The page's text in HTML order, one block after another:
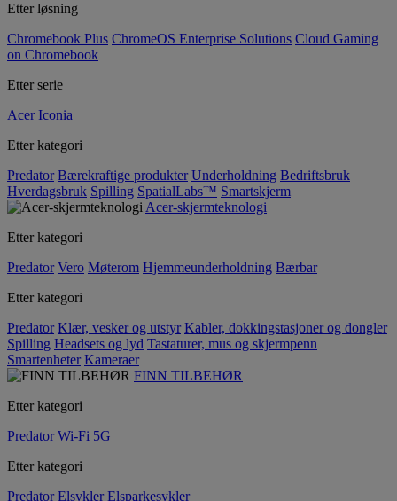
Etter løsning
Chromebook Plus ChromeOS Enterprise Solutions Cloud Gaming
on Chromebook
Etter serie
Acer Iconia
Etter kategori
Predator Bærekraftige produkter Underholdning Bedriftsbruk
Hverdagsbruk Spilling SpatialLabs™ Smartskjerm
Acer-skjermteknologi
Etter kategori
Predator Vero Møterom Hjemmeunderholdning Bærbar
Etter kategori
Predator Klær, vesker og utstyr Kabler, dokkingstasjoner og dongler
Spilling Headsets og lyd Tastaturer, mus og skjermpenn
Smartenheter Kameraer
FINN TILBEHØR
Etter kategori
Predator Wi-Fi 5G
Etter kategori
Predator Elsykler Elsparkesykler